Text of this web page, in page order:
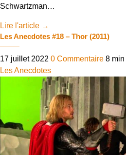
Schwartzman…
Lire l'article →
Les Anecdotes #18 – Thor (2011)
17 juillet 2022 0 Commentaire 8 min
Les Anecdotes